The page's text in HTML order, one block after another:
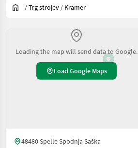
/Trg strojev / Kramer
Loading the map will send data to Google.
Load Google Maps
48480 Spelle Spodnja Saška